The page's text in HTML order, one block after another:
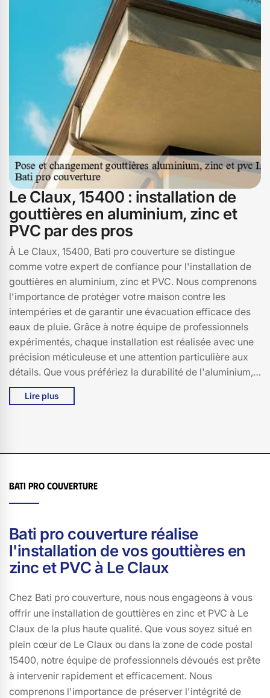
Le Claux, 15400 : installation de
gouttières en aluminium, zinc et
PVC par des pros
À Le Claux, 15400, Bati pro couverture se distingue
comme votre expert de confiance pour l'installation de
gouttières en aluminium, zinc et PVC. Nous comprenons
l'importance de protéger votre maison contre les
intempéries et de garantir une évacuation efficace des
eaux de pluie. Grâce à notre équipe de professionnels
expérimentés, chaque installation est réalisée avec une
précision méticuleuse et une attention particulière aux
détails. Que vous préfériez la durabilité de l'aluminium,
la robustesse du zinc ou la flexibilité du PVC, nous avons
des solutions adaptées à tous les styles de maison et à
Claux, 15400.
Lire plus
Bati pro couverture
Bati pro couverture réalise
l'installation de vos gouttières en
zinc et PVC à Le Claux
Chez Bati pro couverture, nous nous engageons à vous
offrir une installation de gouttières en zinc et PVC à Le
Claux de la plus haute qualité. Que vous soyez situé en
plein cœur de Le Claux ou dans la zone de code postal
15400, notre équipe de professionnels dévoués est prête
à intervenir rapidement et efficacement. Nous
comprenons l'importance de préserver l'intégrité de